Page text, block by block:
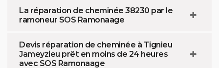
La réparation de cheminée 38230 par le
ramoneur SOS Ramonaage
Devis réparation de cheminée à Tignieu
Jameyzieu prêt en moins de 24 heures
avec SOS Ramonaage